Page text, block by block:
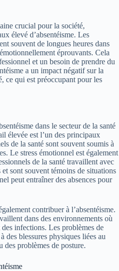
crucial pour la société,
élevé d’absentéisme. Les
souvent de longues heures dans
éprouvants. Cela
et un besoin de prendre du
a un impact négatif sur la
ce qui est préoccupant pour les
dans le secteur de la santé
élevée est l’un des principaux
de la santé sont souvent soumis à
Le stress émotionnel est également
de la santé travaillent avec
sont souvent témoins de situations
peut entraîner des absences pour
contribuer à l’absentéisme.
dans des environnements où
infections. Les problèmes de
des blessures physiques liées au
des problèmes de posture.